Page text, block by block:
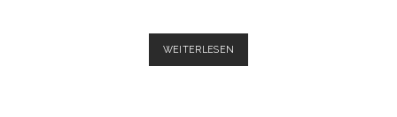
WEITERLESEN
PATTY